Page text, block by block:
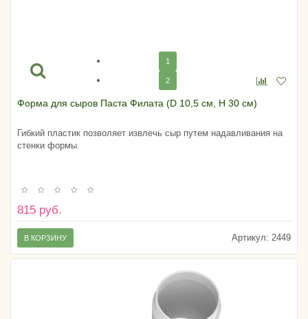
1
2
Форма для сыров Паста Филата (D 10,5 см, H 30 см)
Гибкий пластик позволяет извлечь сыр путем надавливания на
стенки формы.
815 руб.
Артикул: 2449
В КОРЗИНУ